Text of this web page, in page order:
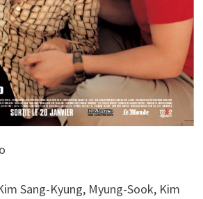
Sang-Kyung, Myung-Sook, Kim